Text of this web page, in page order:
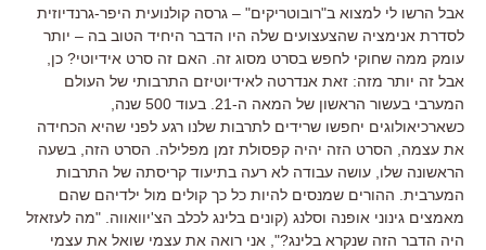
אבל הרשו לי למצוא ב"רובוטריקים" – גרסה קולנועית היפר-גרנדיוזית
לסדרת אנימציה שהצעצועים שלה היו הדבר היחיד הטוב בה – יותר
עומק ממה שחוקי לחפש בסרט מסוג זה. האם זה סרט אידיוטי? כן,
אבל זה יותר מזה: זאת אנדרטה לאידיוטיזם התרבותי של העולם
המערבי בעשור הראשון של המאה ה-21. בעוד 500 שנה,
כשארכיאולוגים יחפשו שרידים לתרבות שלנו רגע לפני שהיא הכחידה
את עצמה, הסרט הזה יהיה קפסולת זמן מפלילה. הסרט הזה, בשעה
הראשונה שלו, עושה עבודה לא רעה בתיעוד קריסתה של התרבות
המערבית. ההורים שמנסים להיות כל כך קולים מול ילדיהם שהם
מאמצים גינוני אופנה וסלנג (קונים בלינג לכלב הצ'יוואווה. "מה לעזאזל
היה הדבר הזה שנקרא בלינג?", אני רואה את עצמי שואל את עצמי